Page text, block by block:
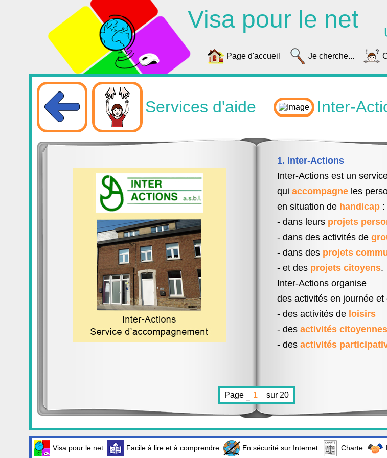
Visa pour le net
Page d'accueil Je cherche...
Services d'aide Inter-
1. Inter-Actions
Inter-Actions est un
qui accompagne les
en situation de handicap :
- dans leurs projets
- dans des activités de
- dans des projets
- et des projets citoyens.
Inter-Actions organise
des activités en journée et
- des activités de loisirs
- des activités citoyennes
- des activités
Page sur 20
Visa pour le net Facile à lire et à comprendre En sécurité sur Internet Charte